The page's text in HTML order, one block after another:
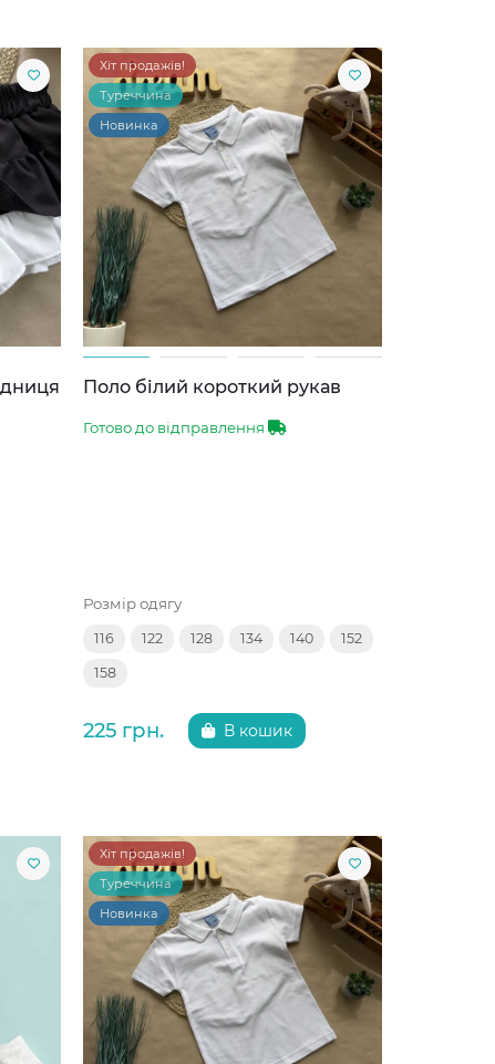
Хіт продажів!
Туреччина
Новинка
Поло білий короткий рукав
Готово до відправлення
Розмір одягу
116 122 128 134 140 152
158
225 грн. В кошик
Хіт продажів!
Туреччина
Новинка